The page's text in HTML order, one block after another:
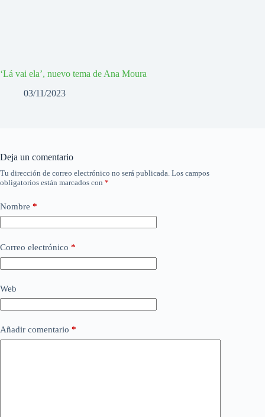
‘Lá vai ela’, nuevo tema de Ana Moura
03/11/2023
Deja un comentario
Tu dirección de correo electrónico no será publicada. Los campos
obligatorios están marcados con *
Nombre *
Correo electrónico *
Web
Añadir comentario *